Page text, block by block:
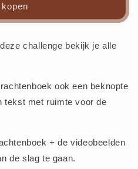
kopen
challenge bekijk je alle
ook een beknopte
tekst met ruimte voor de
+ de videobeelden
de slag te gaan.